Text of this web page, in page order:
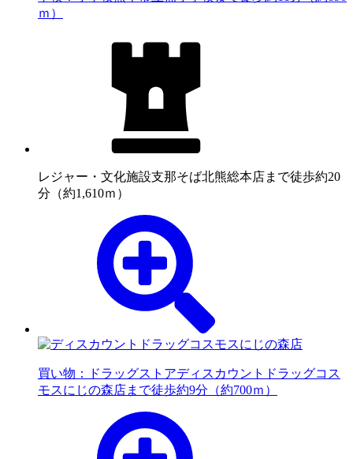
ｍ）
レジャー・文化施設支那そば北熊総本店まで徒歩約20
分（約1,610ｍ）
買い物：ドラッグストアディスカウントドラッグコス
モスにじの森店まで徒歩約9分（約700ｍ）